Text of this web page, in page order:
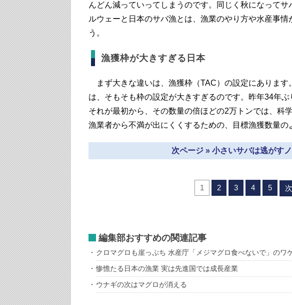
んどん減っていってしまうのです。同じく秋になって
ルウェーと日本のサバ漁とは、漁業のやり方や水産事情
う。
漁獲枠が大きすぎる日本
まず大きな違いは、漁獲枠（TAC）の設定にあります
は、そもそも枠の設定が大きすぎるのです。昨年34年ぶ
それが最初から、その数量の倍ほどの2万トンでは、科
漁業者から不満が出にくくするための、目標漁獲数量の
次ページ » 小さいサバは逃がす
1 2 3 4 5
編集部おすすめの関連記事
クロマグロも崖っぷち 水産庁「メジマグロ食べないで」のワ
惨憺たる日本の漁業 実は先進国では成長産業
ウナギの次はマグロが消える